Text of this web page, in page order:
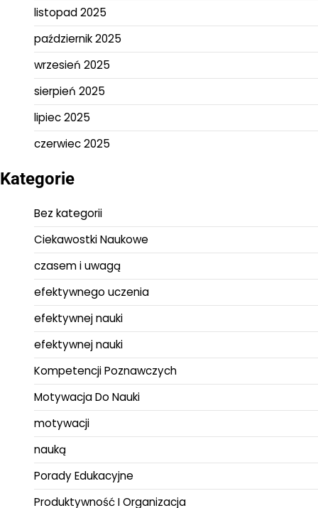
listopad 2025
październik 2025
wrzesień 2025
sierpień 2025
lipiec 2025
czerwiec 2025
Kategorie
Bez kategorii
Ciekawostki Naukowe
czasem i uwagą
efektywnego uczenia
efektywnej nauki
efektywnej nauki
Kompetencji Poznawczych
Motywacja Do Nauki
motywacji
nauką
Porady Edukacyjne
Produktywność I Organizacja